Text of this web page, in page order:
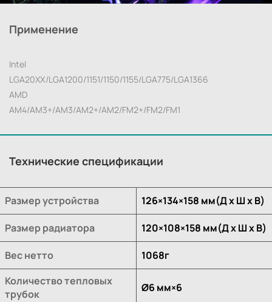
Применение
Intel
LGA20XX/LGA1200/1151/1150/1155/LGA775/LGA1366
AMD
AM4/AM3+/AM3/AM2+/AM2/FM2+/FM2/FM1
Технические спецификации
Размер устройства 126×134×158 мм(Д х Ш х В)
Размер радиатора 120×108×158 мм(Д х Ш х В)
Вес нетто
1068г
Количество тепловых
трубок
Ø6 мм×6